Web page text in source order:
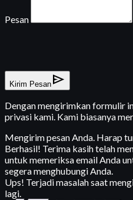
Pesan
Kirim Pesan send
Dengan mengirimkan formulir
privasi kami. Kami biasanya
Mengirim pesan Anda. Harap
Berhasil! Terima kasih telah
untuk memeriksa email Anda
segera menghubungi Anda.
Ups! Terjadi masalah saat
lagi.